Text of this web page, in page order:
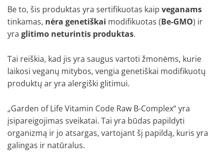
Be to, šis produktas yra sertifikuotas kaip veganams
tinkamas, nėra genetiškai modifikuotas (Be-GMO) ir
yra glitimo neturintis produktas.
Tai reiškia, kad jis yra saugus vartoti žmonėms, kurie
laikosi veganų mitybos, vengia genetiškai modifikuotų
produktų ar yra alergiški glitimui.
„Garden of Life Vitamin Code Raw B-Complex“ yra
įsipareigojimas sveikatai. Tai yra būdas papildyti
organizmą ir jo atsargas, vartojant šį papildą, kuris yra
galingas ir natūralus.